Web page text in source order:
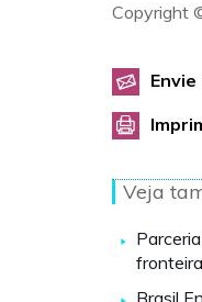
Copyright
Veja
fronteira
Brasil